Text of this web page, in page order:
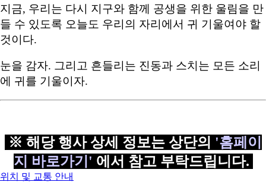
지금, 우리는 다시 지구와 함께 공생을 위한 울림을 만
들 수 있도록 오늘도 우리의 자리에서 귀 기울여야 할
것이다.
눈을 감자. 그리고 흔들리는 진동과 스치는 모든 소리
에 귀를 기울이자.
※ 해당 행사 상세 정보는 상단의 '홈페이
지 바로가기' 에서 참고 부탁드립니다.
위치 및 교통 안내